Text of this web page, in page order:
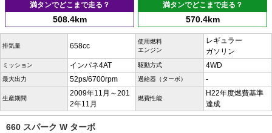
満タンでどこまで走る？
508.4km
満タンでどこまで走る？
570.4km
排気量 658cc
使用燃料
エンジン
レギュラー
ガソリン
ミッション インパネ4AT 駆動方式 4WD
最大出力 52ps/6700rpm 過給器（ターボ） -
生産期間
2009年11月～201
2年11月
燃費性能
H22年度燃費基準
達成
660 スパーク W ターボ